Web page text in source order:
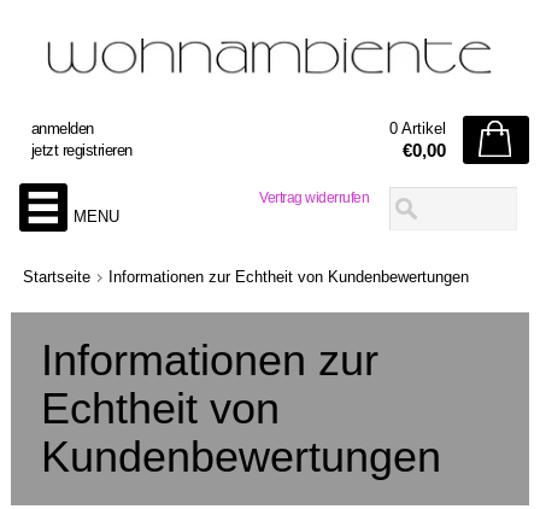
Vertrag widerrufen
anmelden
jetzt registrieren
0 Artikel
€0,00
MENU
Startseite Informationen zur Echtheit von Kundenbewertungen
Informationen zur
Echtheit von
Kundenbewertungen